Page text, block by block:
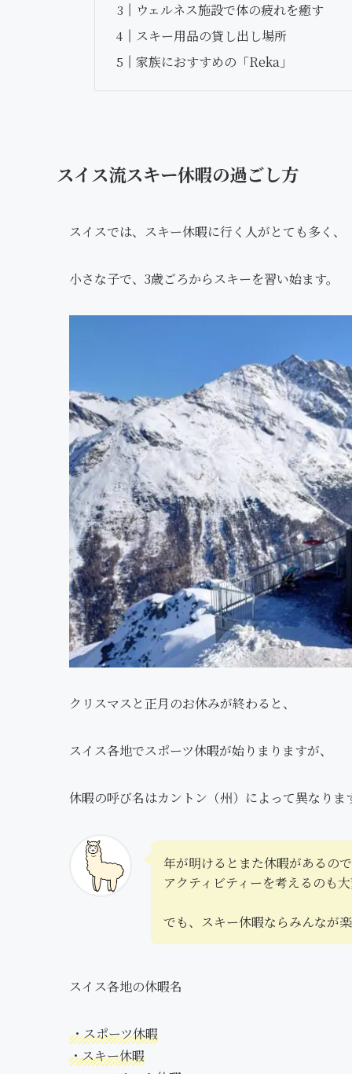
ウェルネス施設で体の疲れを癒す
スキー用品の貸し出し場所
家族におすすめの「Reka」
スイス流スキー休暇の過ごし方
スイスでは、スキー休暇に行く人がとても多く、
小さな子で、3歳ごろからスキーを習い始ます。
クリスマスと正月のお休みが終わると、
スイス各地でスポーツ休暇が始りまりますが、
休暇の呼び名はカントン（州）によって異なりま
年が明けるとまた休暇があるの
アクティビティーを考えるのも
でも、スキー休暇ならみんなが
スイス各地の休暇名
・スポーツ休暇
・スキー休暇